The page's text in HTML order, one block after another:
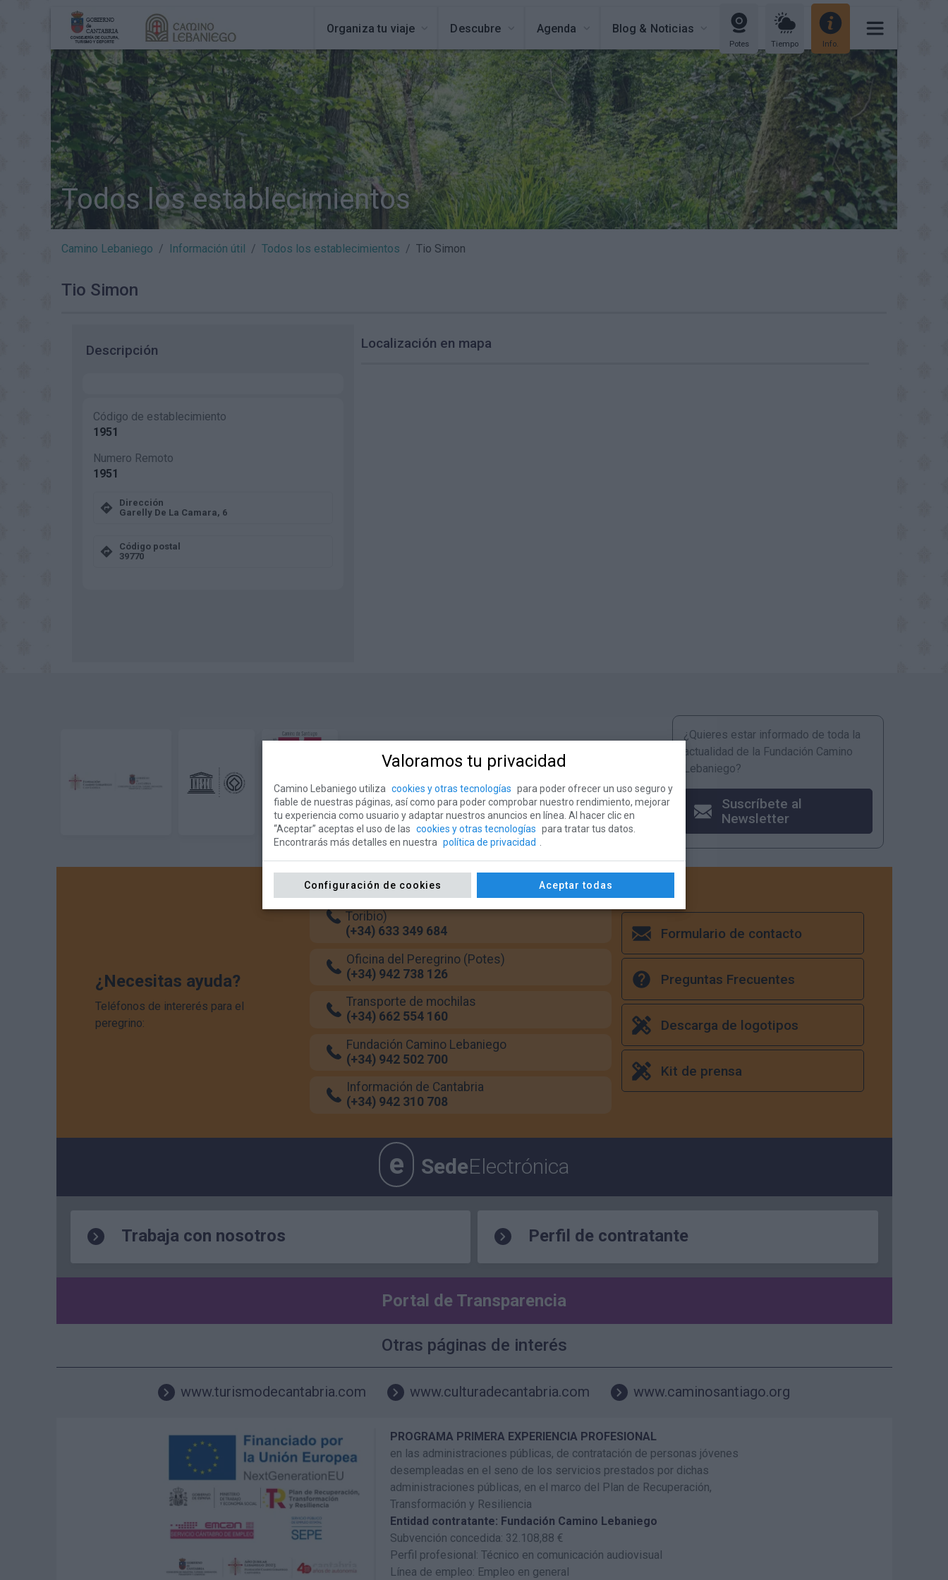
Organiza tu viaje Descubre Agenda Blog & Noticias
Potes Tiempo Info.
Todos los establecimientos
Camino Lebaniego Información útil Todos los establecimientos Tio Simon
Tio Simon
Descripción
Código de establecimiento
1951
Numero Remoto
1951
Dirección
Garelly De La Camara, 6
Código postal
39770
Localización en mapa
¿Quieres estar informado de toda la
actualidad de la Fundación Camino
Lebaniego?
Suscríbete al
Newsletter
¿Necesitas ayuda?
Teléfonos de intererés para el
peregrino:
Oficina del Peregrino (Monasterio Santo
Toribio)
(+34) 633 349 684
Oficina del Peregrino (Potes)
(+34) 942 738 126
Transporte de mochilas
(+34) 662 554 160
Fundación Camino Lebaniego
(+34) 942 502 700
Información de Cantabria
(+34) 942 310 708
Formulario de contacto
Preguntas Frecuentes
Descarga de logotipos
Kit de prensa
e SedeElectrónica
Trabaja con nosotros Perfil de contratante
Portal de Transparencia
Otras páginas de interés
www.turismodecantabria.com www.culturadecantabria.com www.caminosantiago.org
PROGRAMA PRIMERA EXPERIENCIA PROFESIONAL
en las administraciones públicas, de contratación de personas jóvenes
desempleadas en el seno de los servicios prestados por dichas
administraciones públicas, en el marco del Plan de Recuperación,
Transformación y Resiliencia
Entidad contratante: Fundación Camino Lebaniego
Subvención concedida: 32.108,88 €
Perfil profesional: Técnico en comunicación audiovisual
Línea de empleo: Empleo en general
Valoramos tu privacidad
Camino Lebaniego utiliza cookies y otras tecnologías para poder ofrecer un uso seguro y
fiable de nuestras páginas, así como para poder comprobar nuestro rendimiento, mejorar
tu experiencia como usuario y adaptar nuestros anuncios en línea. Al hacer clic en
“Aceptar” aceptas el uso de las cookies y otras tecnologías para tratar tus datos.
Encontrarás más detalles en nuestra política de privacidad
Aceptar todas
Configuración de cookies